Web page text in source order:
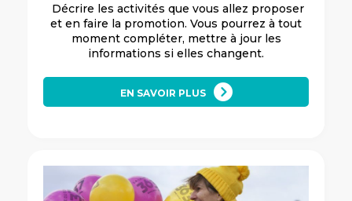
Décrire les activités que vous allez proposer
et en faire la promotion. Vous pourrez à tout
moment compléter, mettre à jour les
informations si elles changent.
EN SAVOIR PLUS